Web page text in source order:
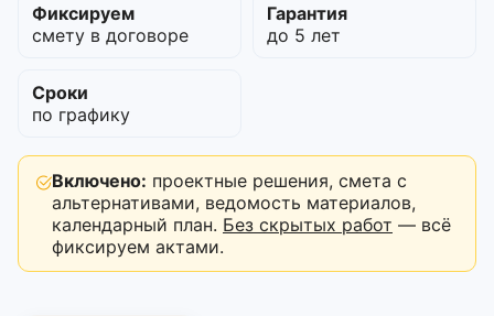
Фиксируем
смету в договоре
Гарантия
до 5 лет
Сроки
по графику
Включено: проектные решения, смета с
альтернативами, ведомость материалов,
календарный план. Без скрытых работ — всё
фиксируем актами.